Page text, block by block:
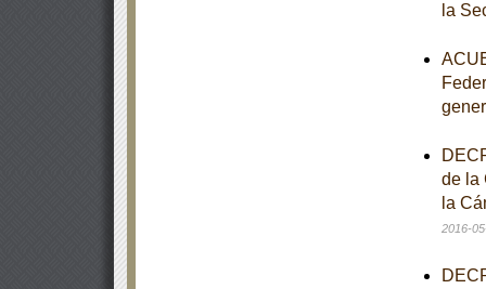
la
de la
la
2016-